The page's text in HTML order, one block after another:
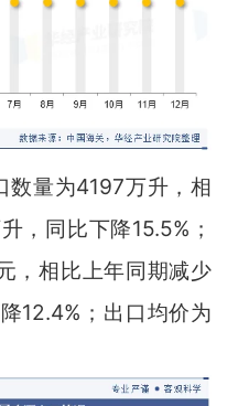
量为4197万升，相
，同比下降15.5%；
，相比上年同期减少
12.4%；出口均价为